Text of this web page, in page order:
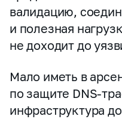
валидацию,
и полезная
не доходит до
Мало иметь в
по защите
инфраструктура